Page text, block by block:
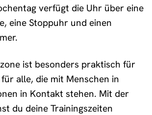
verfügt die Uhr über eine
eine Stoppuhr und einen
ist besonders praktisch für
alle, die mit Menschen in
in Kontakt stehen. Mit der
du deine Trainingszeiten